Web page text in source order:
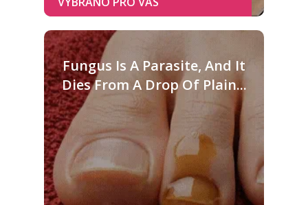
Fungus Is A Parasite, And It
Dies From A Drop Of Plain...